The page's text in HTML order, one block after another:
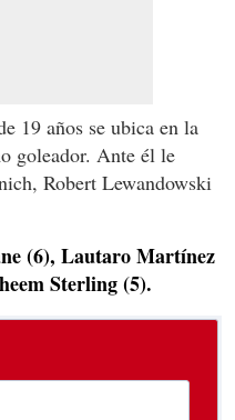
19 años se ubica en la
goleador. Ante él le
Robert Lewandowski
(6), Lautaro Martínez
Sterling (5).